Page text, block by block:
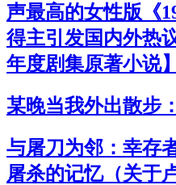
声最高的女性版《
得主引发国内外热
年度剧集原著小说】
某晚当我外出散步
与屠刀为邻：幸存
屠杀的记忆（关于